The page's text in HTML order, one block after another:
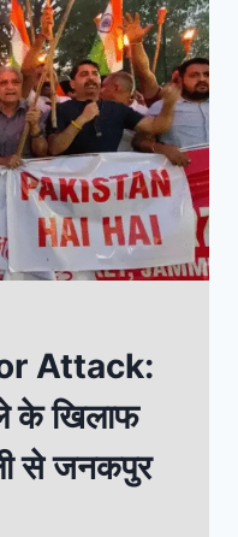
Attack:
के खिलाफ
से जनकपुर